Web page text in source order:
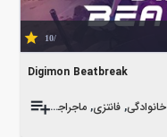
/10
Digimon Beatbreak
خانوادگی, فانتزی, ماجراجویی